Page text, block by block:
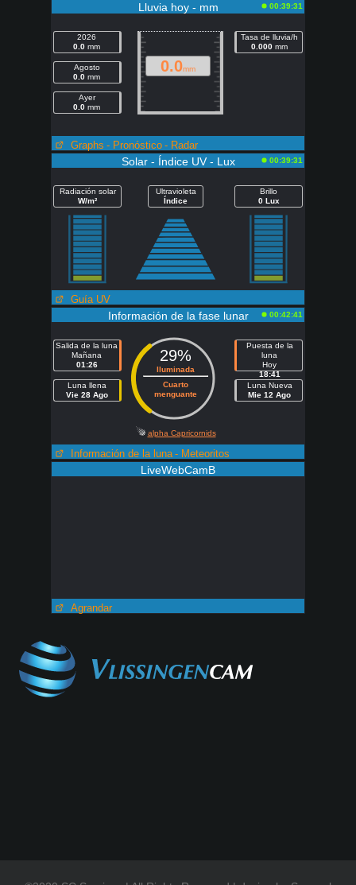
Lluvia hoy - mm 00:39:31
2026
0.0 mm
Agosto
0.0 mm
Ayer
0.0 mm
0.0mm
Tasa de lluvia/h
0.000 mm
Graphs - Pronóstico - Radar
Solar - Índice UV - Lux 00:39:31
Radiación solar
W/m²
Ultravioleta
Índice
Brillo
0 Lux
Guía UV
Información de la fase lunar 00:42:41
Salida de la luna
Mañana
01:26
Luna llena
Vie 28 Ago
29%
Iluminada
Cuarto
menguante
alpha Capricornids
Puesta de la
luna
Hoy
18:41
Luna Nueva
Mie 12 Ago
Información de la luna - Meteoritos
LiveWebCamB
Agrandar